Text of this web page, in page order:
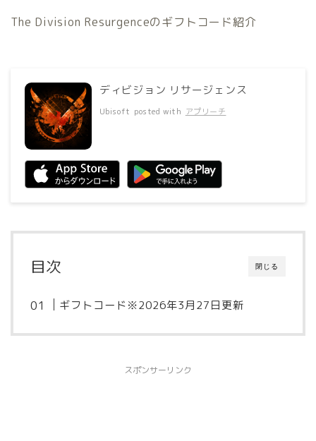
The Division Resurgenceのギフトコード紹介
ディビジョン リサージェンス
Ubisoft posted with アプリーチ
閉じる
目次
ギフトコード※2026年3月27日更新
スポンサーリンク